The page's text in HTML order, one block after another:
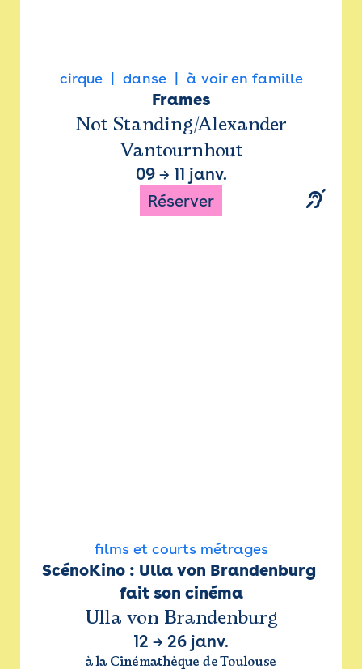
cirque danse à voir en famille
Frames
Not Standing/Alexander
Vantournhout
09→ 11 janv.
Réserver
films et courts métrages
ScénoKino : Ulla von Brandenburg
fait son cinéma
Ulla von Brandenburg
12 → 26 janv.
à la Cinémathèque de Toulouse